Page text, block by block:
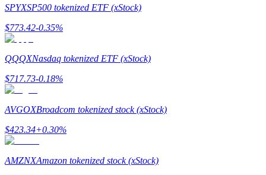
Hänvisning
Bjud in en vän för att få kontantbelöningar
Deposit CASHCAT & Win
SPYXSP500 tokenized ETF (xStock)
$773.42-0.35%
QQQXNasdaq tokenized ETF (xStock)
$717.73-0.18%
AVGOXBroadcom tokenized stock (xStock)
$423.34+0.30%
AMZNXAmazon tokenized stock (xStock)